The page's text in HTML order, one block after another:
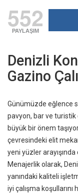
552
PAYLAŞIM
Denizli
Gazino
Günümüzde eğlence
pavyon, bar ve
büyük bir önem
çevresindeki elit
yeni yüzler
Menajerlik olarak,
yanındaki kaliteli
iyi çalışma koşullarını